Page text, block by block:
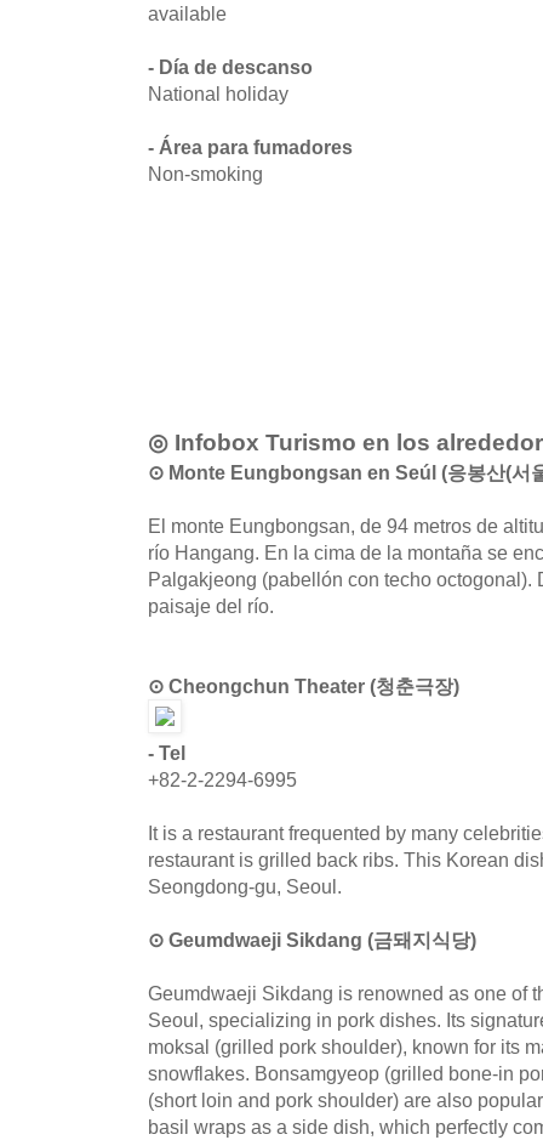
available
- Día de descanso
National holiday
- Área para fumadores
Non-smoking
◎ Infobox Turismo en los
⊙ Monte Eungbongsan en Seúl (응봉산(서
El monte Eungbongsan, de 94 metros de
río Hangang. En la cima de la montaña se
Palgakjeong (pabellón con techo octogonal).
paisaje del río.
⊙ Cheongchun Theater (청춘극장)
- Tel
+82-2-2294-6995
It is a restaurant frequented by many
restaurant is grilled back ribs. This Korean
Seongdong-gu, Seoul.
⊙ Geumdwaeji Sikdang (금돼지식당)
Geumdwaeji Sikdang is renowned as one of
Seoul, specializing in pork dishes. Its
moksal (grilled pork shoulder), known for its
snowflakes. Bonsamgyeop (grilled bone-in
(short loin and pork shoulder) are also
basil wraps as a side dish, which perfectly